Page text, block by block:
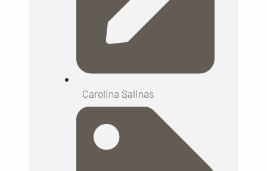
Carolina Salinas